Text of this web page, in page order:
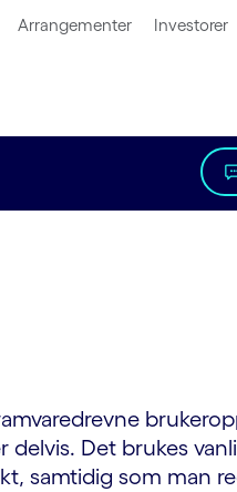
Arrangementer Investorer
delvis. Det brukes
samtidig som man